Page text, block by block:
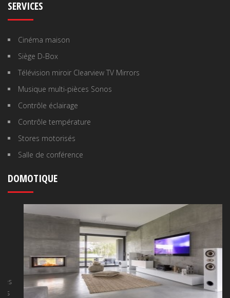
SERVICES
Cinéma maison
Siège D-Box
Télévision miroir Clearview TV Mirrors
Musique multi-pièces Sonos
Contrôle éclairage
Contrôle température
Stores motorisés
Salle de conférence
DOMOTIQUE